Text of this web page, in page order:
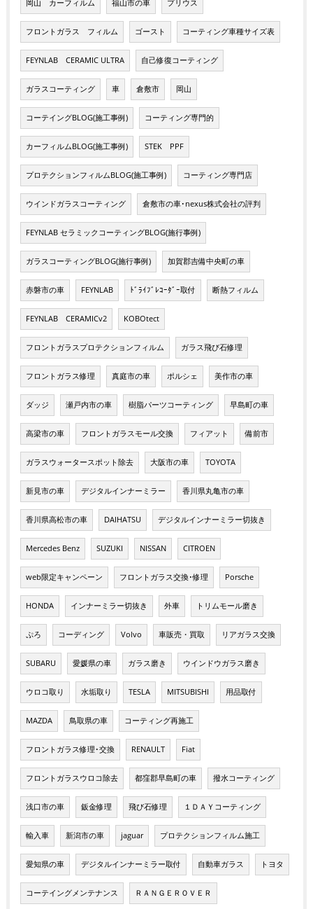
岡山 カーフィルム 福山市の車 プリウス
フロントガラス フィルム ゴースト コーティング車種サイズ表
FEYNLAB CERAMIC ULTRA 自己修復コーティング
ガラスコーティング 車 倉敷市 岡山
コーテイングBLOG(施工事例) コーティング専門的
カーフィルムBLOG(施工事例) STEK PPF
プロテクションフィルムBLOG(施工事例) コーティング専門店
ウインドガラスコーティング 倉敷市の車･nexus株式会社の評判
FEYNLAB セラミックコーティングBLOG(施行事例)
ガラスコーティングBLOG(施行事例) 加賀郡吉備中央町の車
赤磐市の車 FEYNLAB ﾄﾞﾗｲﾌﾞﾚｺｰﾀﾞｰ取付 断熱フィルム
FEYNLAB CERAMICv2 KOBOtect
フロントガラスプロテクションフィルム ガラス飛び石修理
フロントガラス修理 真庭市の車 ポルシェ 美作市の車
ダッジ 瀬戸内市の車 樹脂パーツコーティング 早島町の車
高梁市の車 フロントガラスモール交換 フィアット 備前市
ガラスウォータースポット除去 大阪市の車 TOYOTA
新見市の車 デジタルインナーミラー 香川県丸亀市の車
香川県高松市の車 DAIHATSU デジタルインナーミラー切抜き
Mercedes Benz SUZUKI NISSAN CITROEN
web限定キャンペーン フロントガラス交換･修理 Porsche
HONDA インナーミラー切抜き 外車 トリムモール磨き
ぷろ コーディング Volvo 車販売・買取 リアガラス交換
SUBARU 愛媛県の車 ガラス磨き ウインドウガラス磨き
ウロコ取り 水垢取り TESLA MITSUBISHI 用品取付
MAZDA 鳥取県の車 コーティング再施工
フロントガラス修理･交換 RENAULT Fiat
フロントガラスウロコ除去 都窪郡早島町の車 撥水コーティング
浅口市の車 鈑金修理 飛び石修理 １ＤＡＹコーティング
輸入車 新潟市の車 jaguar プロテクションフィルム施工
愛知県の車 デジタルインナーミラー取付 自動車ガラス トヨタ
コーテイングメンテナンス ＲＡＮＧＥＲＯＶＥＲ